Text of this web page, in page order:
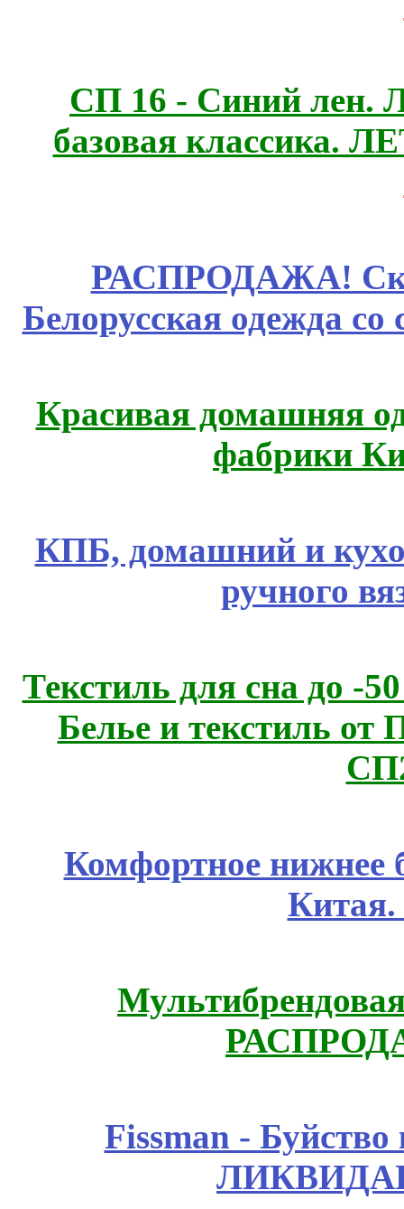
СП 16 - Синий лен.
базовая
РАСПРОДАЖА!
Белорусская одежда
Красивая домашняя
фабрики
КПБ, домашний и
ручного
Текстиль для сна до
Белье и текстиль от
Комфортное нижнее
Fissmаn -